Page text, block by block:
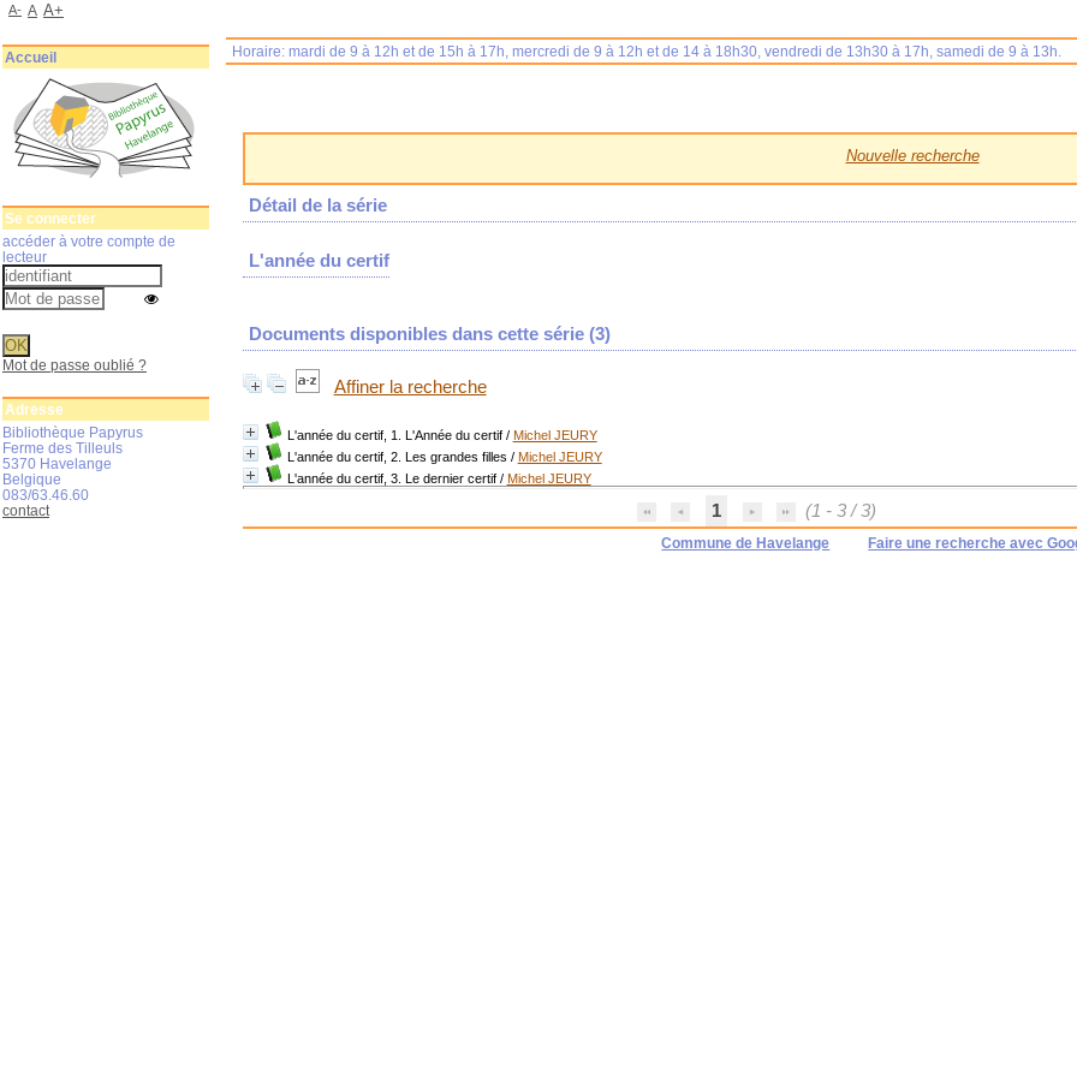
Nouvelle recherche
Détail de la série
L'année du certif
Documents disponibles dans cette série (3)
Affiner la recherche
L'année du certif, 1. L'Année du certif/ Michel JEURY
L'année du certif, 2. Les grandes filles / Michel JEURY
L'année du certif, 3. Le dernier certif/ Michel JEURY
1 (1 - 3 / 3)
Commune de Havelange Faire une recherche avec
Horaire: mardi de 9 à 12h et de 15h à 17h, mercredi de 9 à 12h et de 14 à 18h30, vendredi de 13h30 à 17h, samedi de 9 à 13h.
A- A A+
Accueil
Se connecter
accéder à votre compte de
lecteur
Mot de passe oublié ?
Adresse
Bibliothèque Papyrus
Ferme des Tilleuls
5370 Havelange
Belgique
083/63.46.60
contact